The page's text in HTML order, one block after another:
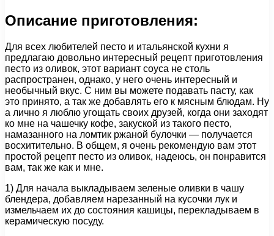
Описание приготовления:
Для всех любителей песто и итальянской кухни я
предлагаю довольно интересный рецепт приготовления
песто из оливок, этот вариант соуса не столь
распространен, однако, у него очень интересный и
необычный вкус. С ним вы можете подавать пасту, как
это принято, а так же добавлять его к мясным блюдам. Ну
а лично я люблю угощать своих друзей, когда они заходят
ко мне на чашечку кофе, закуской из такого песто,
намазанного на ломтик ржаной булочки — получается
восхитительно. В общем, я очень рекомендую вам этот
простой рецепт песто из оливок, надеюсь, он понравится
вам, так же как и мне.
1) Для начала выкладываем зеленые оливки в чашу
блендера, добавляем нарезанный на кусочки лук и
измельчаем их до состояния кашицы, перекладываем в
керамическую посуду.